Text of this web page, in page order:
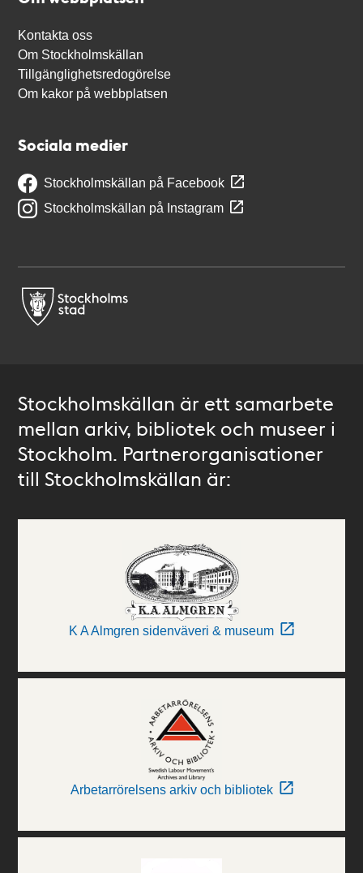
Kontakta oss
Om Stockholmskällan
Tillgänglighetsredogörelse
Om kakor på webbplatsen
Sociala medier
Stockholmskällan på Facebook
Stockholmskällan på Instagram
Stockholmskällan är ett samarbete
mellan arkiv, bibliotek och museer i
Stockholm. Partnerorganisationer
till Stockholmskällan är:
K A Almgren sidenväveri & museum
Arbetarrörelsens arkiv och bibliotek